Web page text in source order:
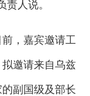
人说。
，嘉宾邀请工
邀请来自乌兹
副国级及部长